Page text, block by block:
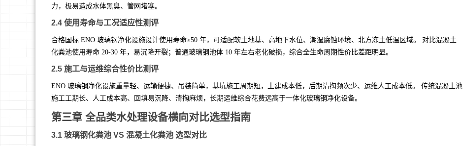
力，极易造成水体黑臭、管网堵塞。
2.4 使用寿命与工况适应性测评
合格国标 ENO 玻璃钢净化设施设计使用寿命≥50 年，可适配软土地基、高地下水位、潮湿腐蚀环境、北方冻土低温区域。 对比混凝土
化粪池使用寿命 20-30 年，易沉降开裂；普通玻璃钢池体 10 年左右老化破损，综合全生命周期性价比差距明显。
2.5 施工与运维综合性价比测评
ENO 玻璃钢净化设施重量轻、运输便捷、吊装简单，基坑施工周期短，土建成本低，后期清掏频次少、运维人工成本低。 传统混凝土池
施工工期长、人工成本高、回填易沉降、清掏麻烦，长期运维综合花费远高于一体化玻璃钢净化设备。
第三章 全品类水处理设备横向对比选型指南
3.1 玻璃钢化粪池 VS 混凝土化粪池 选型对比